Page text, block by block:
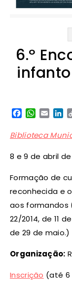
6.º
FacebookEmail
Biblioteca
8 e 9 de abril de
Formação de
reconhecida e
aos formandos
22/2014, de 11
de 29 de maio.)
Organização:
Inscrição (até 6